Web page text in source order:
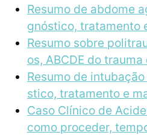
Resumo de abdome
gnóstico, tratamento
Resumo sobre
os, ABCDE do trauma
Resumo de
stico, tratamento e
Caso Clínico de
como proceder,